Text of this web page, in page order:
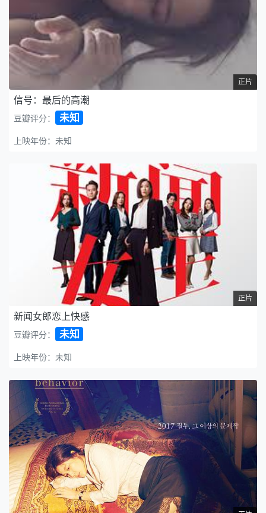
正片
信号：最后的高潮
豆瓣评分： 未知
上映年份：未知
正片
新闻女郎恋上快感
豆瓣评分： 未知
上映年份：未知